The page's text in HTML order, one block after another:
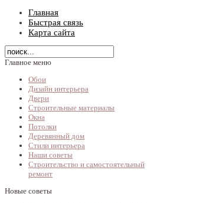
Главная
Быстрая связь
Карта сайта
Главное меню
Обои
Дизайн интерьера
Двери
Строительные материалы
Окна
Потолки
Деревянный дом
Стили интерьера
Наши советы
Строительство и самостоятельный
ремонт
Новые советы